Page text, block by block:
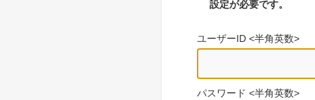
設定が必要です。
ユーザーID <半角英数>
パスワード <半角英数>